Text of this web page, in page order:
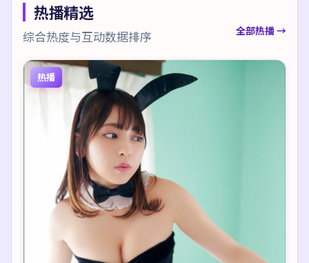
热播精选
综合热度与互动数据排序 全部热播 →
热播